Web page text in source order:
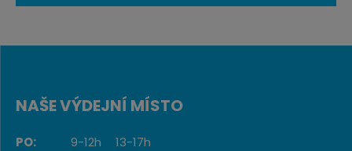
NAŠE VÝDEJNÍ MÍSTO
PO: 9-12h
13-17h